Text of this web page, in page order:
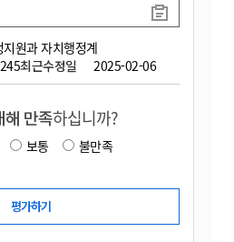
지원과 자치행정계
최근수정일 2025-02-06
해 만족하십니까?
보통
불만족